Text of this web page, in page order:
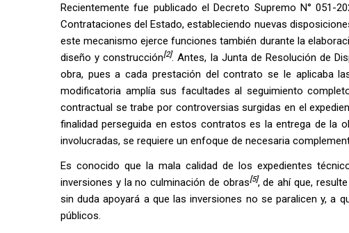
Recientemente fue publicado el Decreto Supremo N° 051-
Contrataciones del Estado, estableciendo nuevas
este mecanismo ejerce funciones también durante la
diseño y construcción[2]. Antes, la Junta de Resolución de
obra, pues a cada prestación del contrato se le aplicaba
modificatoria amplía sus facultades al seguimiento
contractual se trabe por controversias surgidas en el
finalidad perseguida en estos contratos es la entrega de la
involucradas, se requiere un enfoque de necesaria
Es conocido que la mala calidad de los expedientes
inversiones y la no culminación de obras[5], de ahí que,
sin duda apoyará a que las inversiones no se paralicen y, a
públicos.